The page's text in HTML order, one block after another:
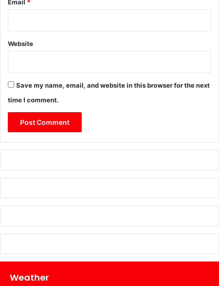
Email *
Website
Save my name, email, and website in this browser for the next
time I comment.
Weather